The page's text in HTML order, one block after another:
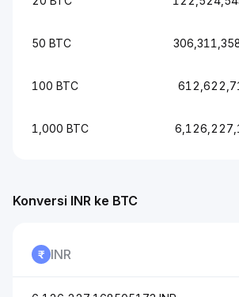
50 BTC
100 BTC
1,000 BTC
Konversi INR ke BTC
INR